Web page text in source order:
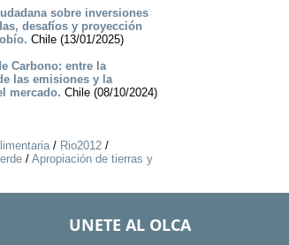
sobre inversiones
desafíos y proyección
Chile (13/01/2025)
Carbono: entre la
las emisiones y la
mercado. Chile (08/10/2024)
/ Rio2012/
/ Apropiación de tierras y
UNETE AL OLCA